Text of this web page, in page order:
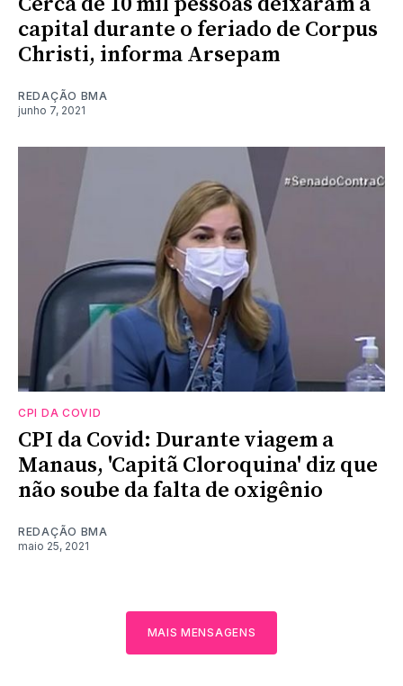
capital durante o feriado de Corpus
Christi, informa Arsepam
REDAÇÃO BMA
junho 7, 2021
CPI DA COVID
CPI da Covid: Durante viagem a
Manaus, 'Capitã Cloroquina' diz que
não soube da falta de oxigênio
REDAÇÃO BMA
maio 25, 2021
MAIS MENSAGENS